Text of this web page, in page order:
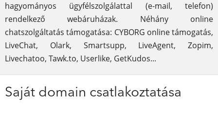
hagyományos ügyfélszolgálattal (e-mail, telefon)
rendelkező webáruházak. Néhány online
chatszolgáltatás támogatása: CYBORG online támogatás,
LiveChat, Olark, Smartsupp, LiveAgent, Zopim,
Livechatoo, Tawk.to, Userlike, GetKudos...
Saját domain csatlakoztatása